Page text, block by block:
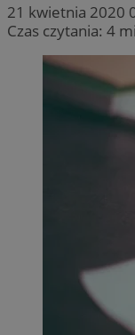
21 kwietnia 2020
Czas czytania: 4